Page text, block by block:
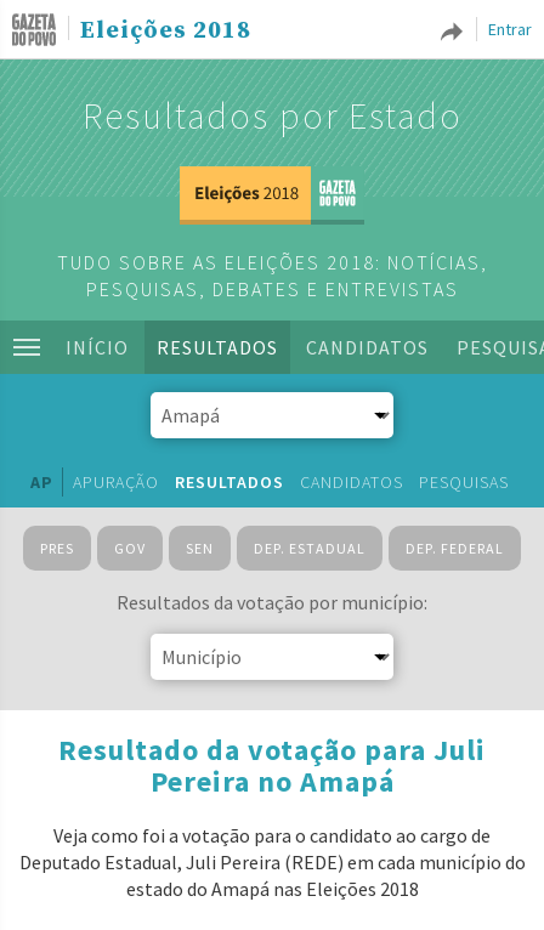
Entrar
Eleições 2018
Resultados por Estado
TUDO SOBRE AS ELEIÇÕES 2018: NOTÍCIAS,
PESQUISAS, DEBATES E ENTREVISTAS
INÍCIO RESULTADOS CANDIDATOS
AP APURAÇÃO RESULTADOS CANDIDATOS PESQUISAS
PRES GOV SEN DEP. ESTADUAL DEP. FEDERAL
Resultados da votação por município:
Resultado da votação para Juli
Pereira no Amapá
Veja como foi a votação para o candidato ao cargo de
Deputado Estadual, Juli Pereira (REDE) em cada município do
estado do Amapá nas Eleições 2018